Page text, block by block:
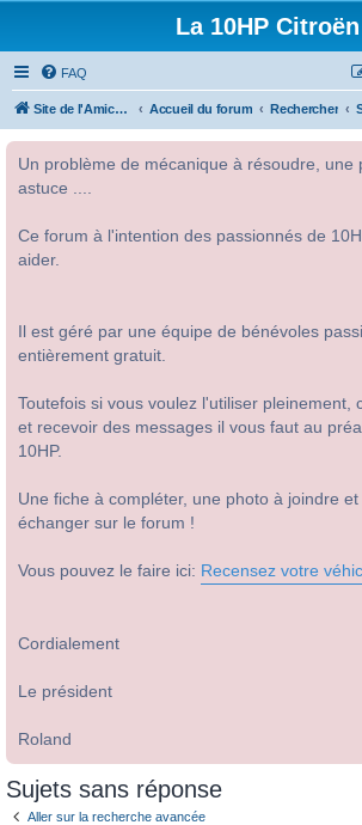
La 10HP Citroën
FAQ
Site de l'Amicale Citroën 10HP Accueil du forum Rechercher
Un problème de mécanique à résoudre, une
astuce ....
Ce forum à l'intention des passionnés de
aider.
Il est géré par une équipe de bénévoles
entièrement gratuit.
Toutefois si vous voulez l'utiliser pleinement,
et recevoir des messages il vous faut au
10HP.
Une fiche à compléter, une photo à joindre
échanger sur le forum !
Vous pouvez le faire ici: Recensez votre
Cordialement
Le président
Roland
Sujets sans réponse
Aller sur la recherche avancée